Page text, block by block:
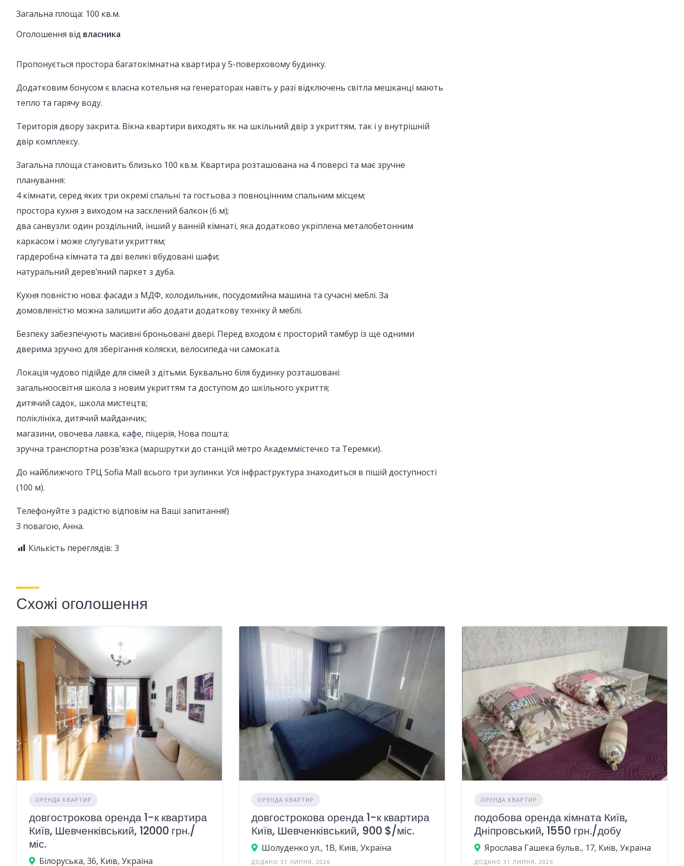
Загальна площа: 100 кв.м.
Оголошення від власника
Пропонується простора багатокімнатна квартира у 5-поверховому будинку.
Додатковим бонусом є власна котельня на генераторах навіть у разі відключень світла мешканці мають
тепло та гарячу воду.
Територія двору закрита. Вікна квартири виходять як на шкільний двір з укриттям, так і у внутрішній
двір комплексу.
Загальна площа становить близько 100 кв.м. Квартира розташована на 4 поверсі та має зручне
планування:
4 кімнати, серед яких три окремі спальні та гостьова з повноцінним спальним місцем;
простора кухня з виходом на засклений балкон (6 м);
два санвузли: один роздільний, інший у ванній кімнаті, яка додатково укріплена металобетонним
каркасом і може слугувати укриттям;
гардеробна кімната та дві великі вбудовані шафи;
натуральний дерев’яний паркет з дуба.
Кухня повністю нова: фасади з МДФ, холодильник, посудомийна машина та сучасні меблі. За
домовленістю можна залишити або додати додаткову техніку й меблі.
Безпеку забезпечують масивні броньовані двері. Перед входом є просторий тамбур із ще одними
дверима зручно для зберігання коляски, велосипеда чи самоката.
Локація чудово підійде для сімей з дітьми. Буквально біля будинку розташовані:
загальноосвітня школа з новим укриттям та доступом до шкільного укриття;
дитячий садок, школа мистецтв;
поліклініка, дитячий майданчик;
магазини, овочева лавка, кафе, піцерія, Нова пошта;
зручна транспортна розв’язка (маршрутки до станцій метро Академмістечко та Теремки).
До найближчого ТРЦ Sofia Mall всього три зупинки. Уся інфраструктура знаходиться в пішій доступності
(100 м).
Телефонуйте з радістю відповім на Ваші запитання!)
З повагою, Анна.
Кількість переглядів: 3
Схожі оголошення
ОРЕНДА КВАРТИР
довгострокова оренда 1-к квартира
Київ, Шевченківський, 12000 грн./
міс.
Білоруська, 36, Київ, Україна
ОРЕНДА КВАРТИР
довгострокова оренда 1-к квартира
Київ, Шевченківський, 900 $/міс.
Шолуденко ул., 1В, Київ, Україна
ДОДАНО 31 ЛИПНЯ, 2026
ОРЕНДА КВАРТИР
подобова оренда кімната Київ,
Дніпровський, 1550 грн./добу
Ярослава Гашека бульв., 17, Київ, Україна
ДОДАНО 31 ЛИПНЯ, 2026